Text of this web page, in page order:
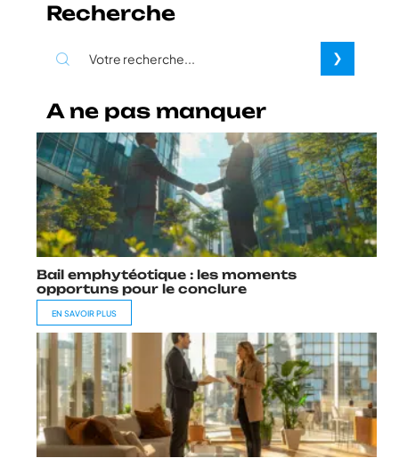
Recherche
A ne pas manquer
Bail emphytéotique : les moments
opportuns pour le conclure
EN SAVOIR PLUS